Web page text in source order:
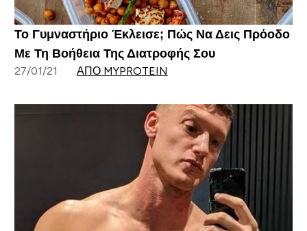
Το Γυμναστήριο Έκλεισε; Πώς Να Δεις Πρόοδο
Με Τη Βοήθεια Της Διατροφής Σου
27/01/21 ΑΠΌ MYPROTEIN